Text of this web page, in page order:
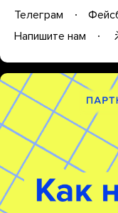
Телеграм
Напишите нам